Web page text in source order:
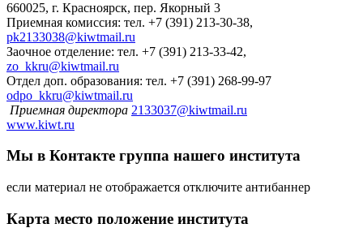
660025, г. Красноярск, пер. Якорный 3
Приемная комиссия: тел. +7 (391) 213-30-38,
pk2133038@kiwtmail.ru
Заочное отделение: тел. +7 (391) 213-33-42,
zo_kkru@kiwtmail.ru
Отдел доп. образования: тел. +7 (391) 268-99-97
odpo_kkru@kiwtmail.ru
Приемная директора 2133037@kiwtmail.ru
www.kiwt.ru
Мы в Контакте группа нашего института
если материал не отображается отключите антибаннер
Карта место положение института